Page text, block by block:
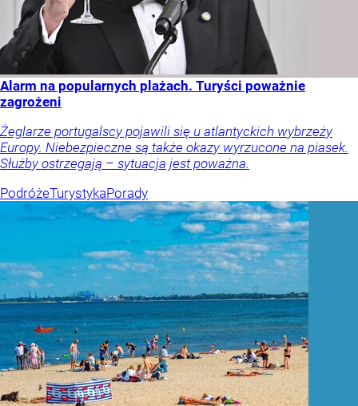
Alarm na popularnych plażach. Turyści poważnie
zagrożeni
Żeglarze portugalscy pojawili się u atlantyckich wybrzeży
Europy. Niebezpieczne są także okazy wyrzucone na piasek.
Służby ostrzegają – sytuacja jest poważna.
PodróżeTurystykaPorady